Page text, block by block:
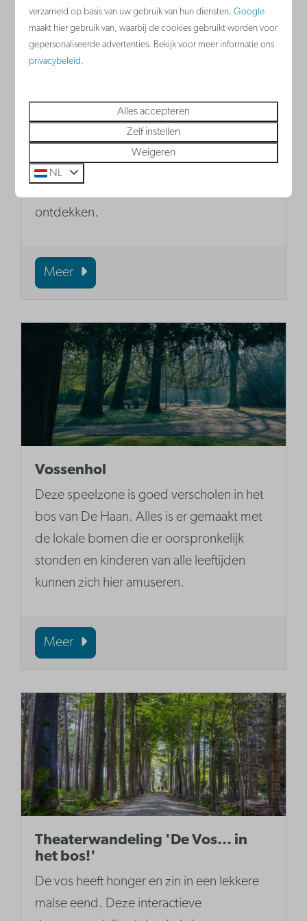
De Slierberg en het Wonderbos
Kinderen kunnen zich uitleven op de
ontdekken.
Meer
Vossenhol
Deze speelzone is goed verscholen in het
bos van De Haan. Alles is er gemaakt met
de lokale bomen die er oorspronkelijk
stonden en kinderen van alle leeftijden
kunnen zich hier amuseren.
Meer
Theaterwandeling 'De Vos... in
het bos!'
De vos heeft honger en zin in een lekkere
malse eend. Deze interactieve
verzameld op basis van uw gebruik van hun diensten.Google
maakt hier gebruik van, waarbij de cookies gebruikt worden voor
gepersonaliseerde advertenties. Bekijk voor meer informatie ons
privacybeleid.
Alles accepteren
Zelf instellen
Weigeren
NL